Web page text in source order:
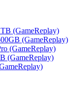
(GameReplay)
(GameReplay)
(GameReplay)
(GameReplay)